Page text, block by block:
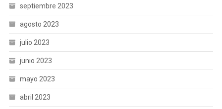
septiembre 2023
agosto 2023
julio 2023
junio 2023
mayo 2023
abril 2023